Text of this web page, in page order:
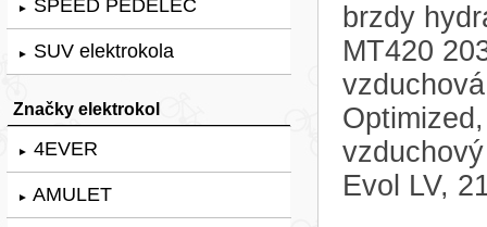
► SPEED PEDELEC
► SUV elektrokola
Značky elektrokol
► 4EVER
► AMULET
brzdy
MT420
Evol LV,